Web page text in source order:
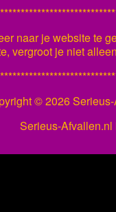
naar je website te
vergroot je niet
©2026
Serieus-